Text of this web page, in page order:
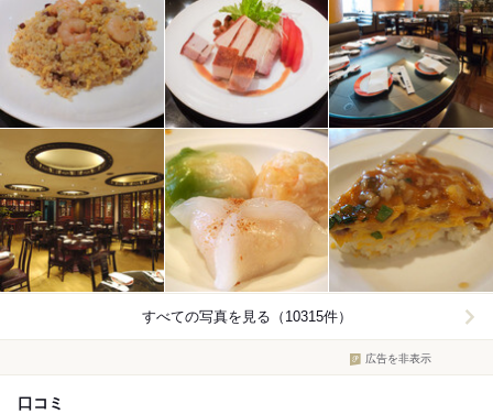
すべての写真を見る（10315件）
広告を非表示
口コミ